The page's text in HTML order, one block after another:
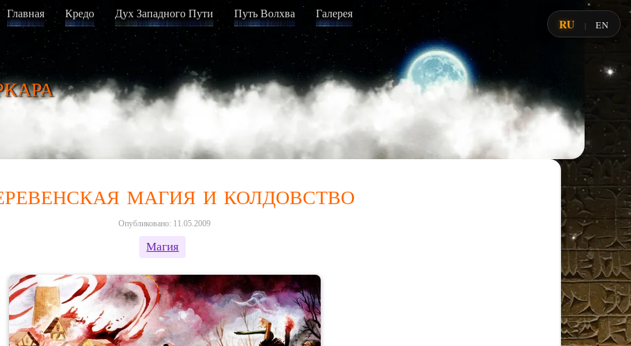
Главная Кредо Дух Западного Пути Путь Волхва Галерея
магия и колдовство
Опубликовано: 11.05.2009
Магия
RU | EN